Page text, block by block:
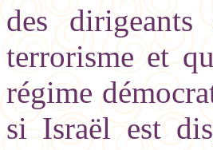
des
terrorisme et
régime
si Israël est